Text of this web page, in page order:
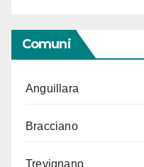
Comuni
Anguillara
Bracciano
Trevignano